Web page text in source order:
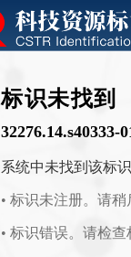
标识未找到
32276.14.s40333-
系统中未找到该标
• 标识未注册。请
• 标识错误。请检查